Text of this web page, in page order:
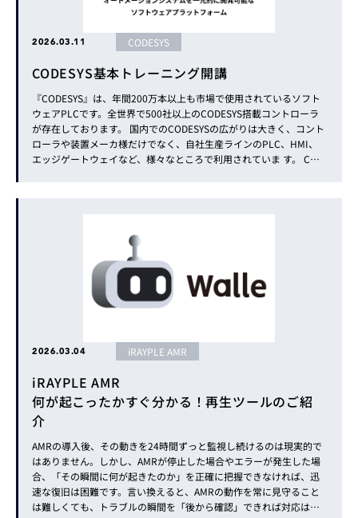
2026.03.11 CODESYS
CODESYS基本トレーニング開講
『CODESYS』は、年間200万本以上も市場で使用されているソフト
ウェアPLCです。全世界で500社以上のCODESYS搭載コントローラ
が存在しております。 国内でのCODESYSの広がりは大きく、コント
ローラや装置メーカ様だけでなく、自社生産ラインのPLC、HMI、
エッジゲートウェイなど、様々なところで利用されていま す。 COD
2026.03.04 iRAYPLE AMR
iRAYPLE AMR
何が起こったかすぐ分かる！再生ツールのご紹
介
AMRの導入後、その動きを24時間ずっと監視し続けるのは現実的で
はありません。しかし、AMRが停止した場合やエラーが発生した場
合、「その瞬間に何が起きたのか」を正確に把握できなければ、迅
速な復旧は困難です。言い換えると、AMRの動作を常に見守ること
は難しくても、トラブルの瞬間を「後から確認」できれば対応は劇